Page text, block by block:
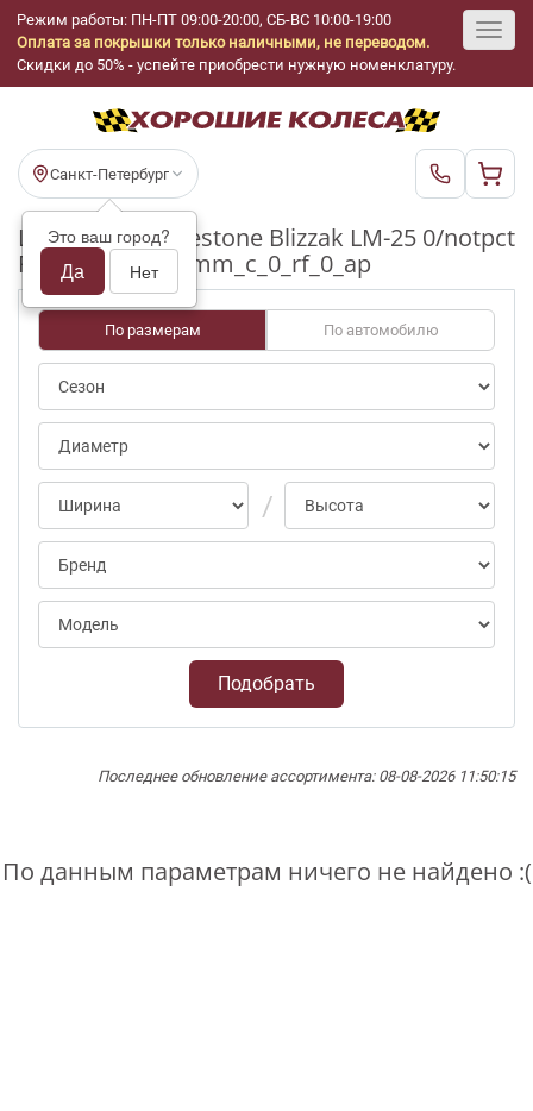
Режим работы: ПН-ПТ 09:00-20:00, СБ-ВС 10:00-19:00
Оплата за покрышки только наличными, не переводом.
Скидки до 50% - успейте приобрести нужную номенклатуру.
Санкт-Петербург
Это ваш город?
Да Нет
Шины бу Bridgestone Blizzak LM-25 0/notpct
R17_255_55_6-7mm_c_0_rf_0_ap
По размерам По автомобилю
Подобрать
Последнее обновление ассортимента: 08-08-2026 11:50:15
По данным параметрам ничего не найдено :(